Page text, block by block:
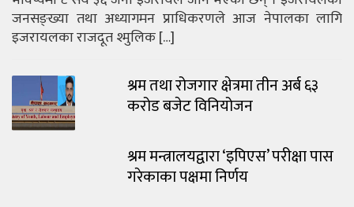
जनसङ्ख्या तथा अध्यागमन प्राधिकरणले आज नेपालका लागि
इजरायलका राजदूत श्मुलिक […]
श्रम तथा रोजगार क्षेत्रमा तीन अर्ब ६३
करोड बजेट विनियोजन
श्रम मन्त्रालयद्वारा ‘इपिएस’ परीक्षा पास
गरेकाका पक्षमा निर्णय